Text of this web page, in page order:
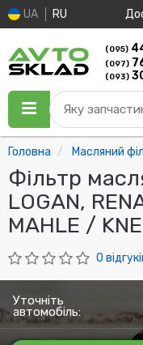
UA RU
(095)
(097)
(093)
Яку
Головна Масляний
Фільтр
LOGAN,
MAHLE /
0
Уточніть
автомобіль: